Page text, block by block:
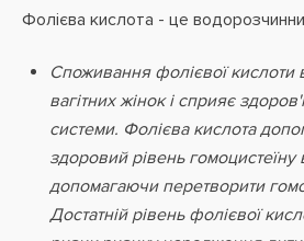
Фолієва кислота - це
Споживання фолієвої
вагітних жінок і сприяє
системи. Фолієва кислота
здоровий рівень
допомагаючи перетворити
Достатній рівень фолієвої